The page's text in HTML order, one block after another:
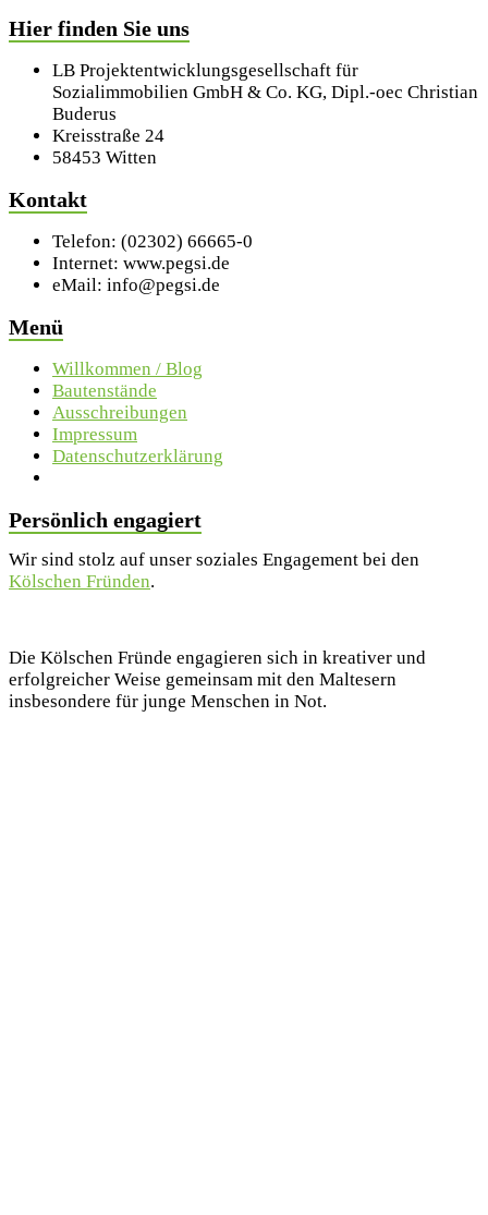
Hier finden Sie uns
LB Projektentwicklungsgesellschaft für
Sozialimmobilien GmbH & Co. KG, Dipl.-oec Christian
Buderus
Kreisstraße 24
58453 Witten
Kontakt
Telefon: (02302) 66665-0
Internet: www.pegsi.de
eMail: info@pegsi.de
Menü
Willkommen / Blog
Bautenstände
Ausschreibungen
Impressum
Datenschutzerklärung
Persönlich engagiert
Wir sind stolz auf unser soziales Engagement bei den
Kölschen Fründen.
Die Kölschen Fründe engagieren sich in kreativer und
erfolgreicher Weise gemeinsam mit den Maltesern
insbesondere für junge Menschen in Not.